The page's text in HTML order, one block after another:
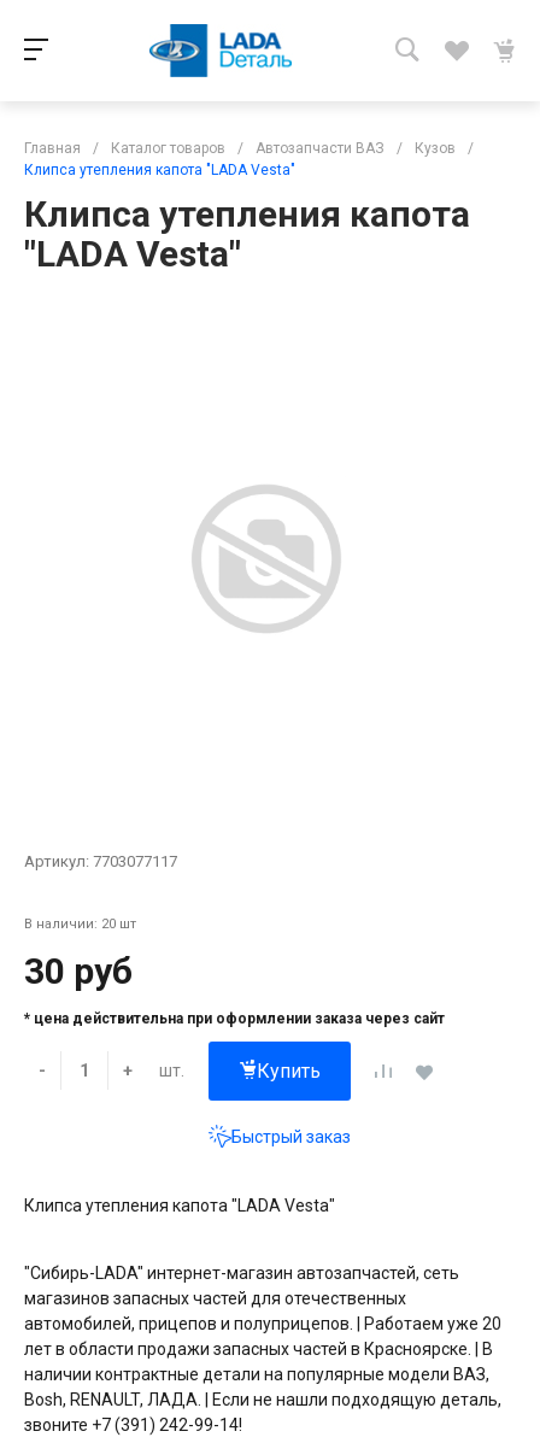
Главная / Каталог товаров / Автозапчасти ВАЗ / Кузов
/
Клипса утепления капота "LADA Vesta"
Клипса утепления капота
"LADA Vesta"
Артикул: 7703077117
В наличии: 20 шт
30 руб
* цена действительна при оформлении заказа через сайт
- + шт. Купить
Быстрый заказ
Клипса утепления капота "LADA Vesta"
"Сибирь-LADA" интернет-магазин автозапчастей, сеть
магазинов запасных частей для отечественных
автомобилей, прицепов и полуприцепов. | Работаем уже 20
лет в области продажи запасных частей в Красноярске. | В
наличии контрактные детали на популярные модели ВАЗ,
Bosh, RENAULT, ЛАДА. | Если не нашли подходящую деталь,
звоните +7 (391) 242-99-14!